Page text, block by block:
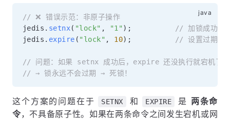
// ❌ 错误示范：非原子操作
jedis . setnx( "lock" , "1" ) ;
// 加锁成功返
jedis . expire ( "lock" , 10) ; // 设置过期时
// 问题：如果 setnx 成功后，expire 还没执行就宕机了
// → 锁永远不会过期 → 死锁！
这个方案的问题在于 SETNX 和 EXPIRE 是 两条命
令，不具备原子性。如果在两条命令之间发生宕机或网